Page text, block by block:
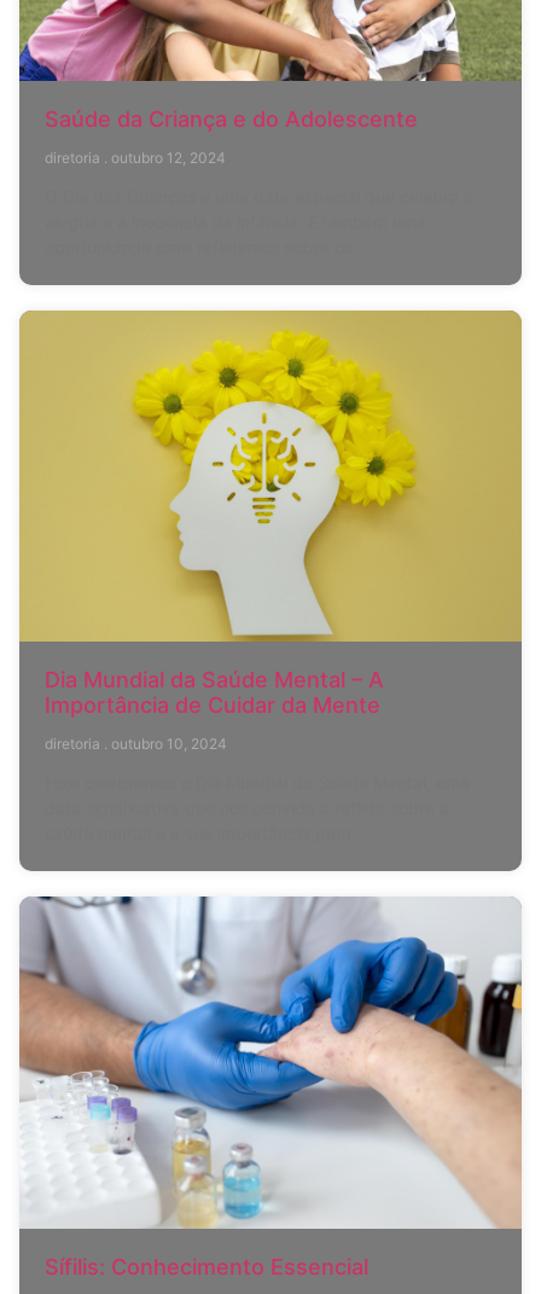
Saúde da Criança e do Adolescente
diretoria outubro 12, 2024
Dia Mundial da Saúde Mental – A
Importância de Cuidar da Mente
diretoria outubro 10, 2024
Sífilis: Conhecimento Essencial